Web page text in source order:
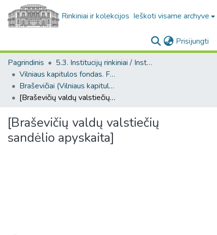
Rinkiniai ir kolekcijos Ieškoti visame archyve
Prisijungti
Pagrindinis
5.3. Institucijų rinkiniai / Institutional collections
Vilniaus kapitulos fondas. F43
Braševičiai (Vilniaus kapitulos fondas. F43. Bažnytinės valdos)
[Braševičių valdų valstiečių sandėlio apyskaita]
[Braševičių valdų valstiečių
sandėlio apyskaita]